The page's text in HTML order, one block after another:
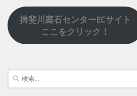
揖斐川庭石センターECサイト
ここをクリック！
検
索: